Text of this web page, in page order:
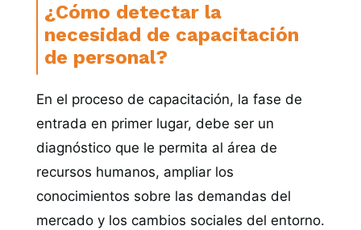
¿Cómo detectar la
necesidad de capacitación
de personal?
En el proceso de capacitación, la fase de
entrada en primer lugar, debe ser un
diagnóstico que le permita al área de
recursos humanos, ampliar los
conocimientos sobre las demandas del
mercado y los cambios sociales del entorno.